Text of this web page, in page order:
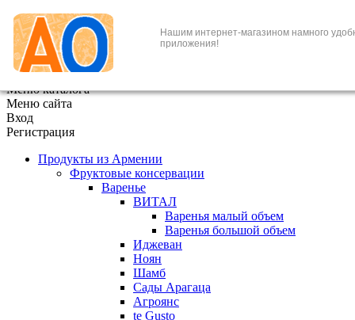
Нашим интернет-магазином намного
приложения!
+7 (495) 646-888-1
В корзине 0
товаров
Меню каталога
Меню сайта
Вход
Регистрация
Продукты из Армении
Фруктовые консервации
Варенье
ВИТАЛ
Варенья малый объем
Варенья большой объем
Иджеван
Ноян
Шамб
Сады Арагаца
Агроянс
te Gusto